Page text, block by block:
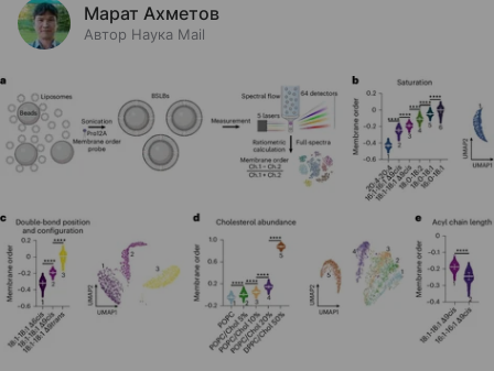
Марат Ахметов
Автор Наука Mail